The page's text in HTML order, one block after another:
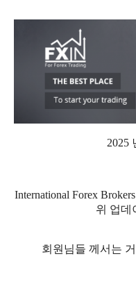
2025
International Forex
위 업데
회원님들 께서는